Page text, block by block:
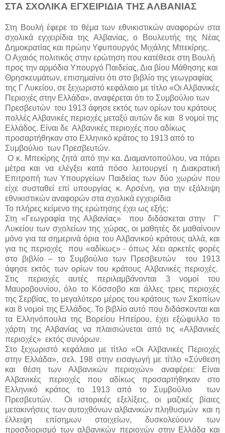
ΣΤΑ ΣΧΟΛΙΚΑ ΕΓΧΕΙΡΙΔΙΑ ΤΗΣ ΑΛΒΑΝΙΑΣ
Στη Βουλή έφερε το θέμα των εθνικιστικών αναφορών στα
σχολικά εγχειρίδια της Αλβανίας, ο Βουλευτής της Νέας
Δημοκρατίας και πρώην Υφυπουργός Μιχάλης Μπεκίρης.
Ο Αχαιός πολιτικός στην ερώτηση που κατέθεσε στη Βουλή
προς την αρμόδια Υπουργό Παιδείας, Δια βίου Μάθησης και
Θρησκευμάτων, επισημαίνει ότι στο βιβλίο της γεωγραφίας
της Γ Λυκείου, σε ξεχωριστό κεφάλαιο με τίτλο «Οι Αλβανικές
Περιοχές στην Ελλάδα», αναφέρεται ότι το Συμβούλιο των
Πρεσβευτών του 1913 άφησε εκτός των ορίων του κράτους
πολλές Αλβανικές περιοχές μεταξύ αυτών δε και 8 νομοί της
Ελλάδος. Είναι δε Αλβανικές περιοχές που αδίκως
προσαρτήθηκαν στο Ελληνικό κράτος το 1913 από το
Συμβούλιο των Πρεσβευτών.
Ο κ. Μπεκίρης ζητά από την κα. Διαμαντοπούλου, να πάρει
μέτρα και να ελέγξει κατά πόσο λειτουργεί η Διακρατική
Επιτροπή των Υπουργείων Παιδείας των δύο χωρών που
είχε συσταθεί επί υπουργίας κ. Αρσένη, για την εξάλειψη
εθνικιστικών αναφορών στα σχολικά εγχειρίδια
Το πλήρες κείμενο της ερώτησης έχει ως εξής:
Στη «Γεωγραφία της Αλβανίας» που διδάσκεται στην Γ’
Λυκείου των σχολείων της χώρας, οι μαθητές δε μαθαίνουν
μόνο για τα σημερινά όρια του Αλβανικού κράτους αλλά, και
για τις περιοχές που «αδίκως» - όπως λέει αρκετές φορές
στο βιβλίο – το Συμβούλιο των Πρεσβευτών του 1913
άφησε εκτός των ορίων του κράτους Αλβανικές περιοχές.
Στις περιοχές αυτές περιλαμβάνονται 3 νομοί του
Μαυροβουνίου, όλο το Κόσσοβο και άλλες τρεις περιοχές
της Σερβίας, το μεγαλύτερο μέρος του κράτους των Σκοπίων
και 8 νομοί της Ελλάδος. Το βιβλίο αυτό που διδάσκονται και
τα Ελληνόπουλα της Βορείου Ηπείρου, έχει εξώφυλλο το
χάρτη της Αλβανίας να πλαισιώνεται από τις «Αλβανικές
περιοχές» εκτός συνόρων.
Στο ξεχωριστό κεφάλαιο με τίτλο «Οι Αλβανικές Περιοχές
στην Ελλάδα», σελ. 198 στην εισαγωγή με τίτλο «Σύνθεση
και θέση των Αλβανικών περιοχών» αναφέρει: Είναι
Αλβανικές περιοχές που αδίκως προσαρτήθηκαν στο
Ελληνικό κράτος το 1913 από το Συμβούλιο των
Πρεσβευτών. Οι ιστορικές εξελίξεις, οι μαζικές βίαιες
μετακινήσεις των αυτοχθόνων αλβανικών πληθυσμών και η
έλλειψη επίσημων στοιχείων, δυσκολεύουν των
προσδιορισμό των αλβανικών περιοχών στην Ελλάδα και